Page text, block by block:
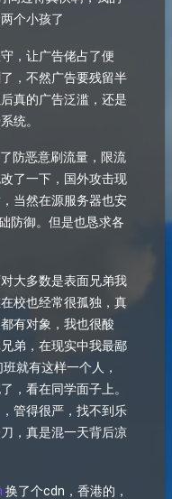
个小孩了
，让广告佬占了便
，不然广告要残留半
真的广告泛滥，还是
统。
防恶意刷流量，限流
了一下，国外攻击现
当然在源服务器也安
防御。但是也恳求各
大多数是表面兄弟我
校也经常很孤独，真
有对象，我也很酸
弟，在现实中我最鄙
就有这样一个人，
，看在同学面子上。
管得很严，找不到乐
，真是混一天背后凉
换了个cdn，香港的，